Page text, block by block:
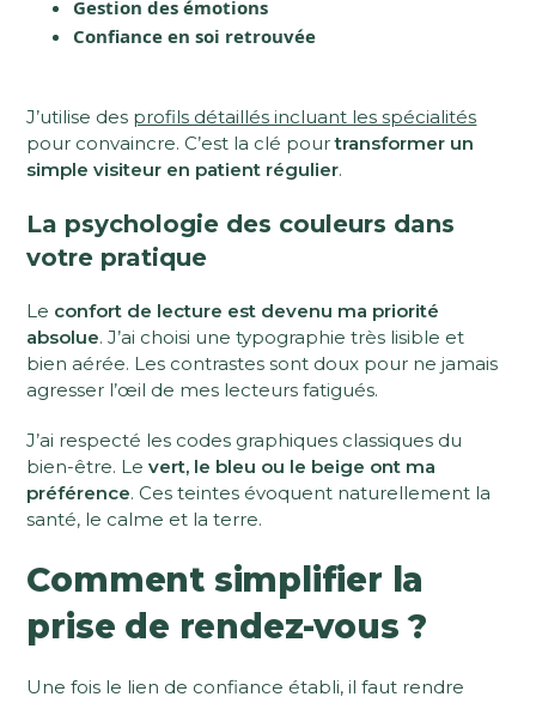
Gestion des émotions
Confiance en soi retrouvée
J’utilise des profils détaillés incluant les spécialités
pour convaincre. C’est la clé pourtransformer un
simple visiteur en patient régulier.
La psychologie des couleurs dans
votre pratique
Le confort de lecture est devenu ma priorité
absolue. J’ai choisi une typographie très lisible et
bien aérée. Les contrastes sont doux pour ne jamais
agresser l’œil de mes lecteurs fatigués.
J’ai respecté les codes graphiques classiques du
bien-être. Levert, le bleu ou le beige ont ma
préférence. Ces teintes évoquent naturellement la
santé, le calme et la terre.
Comment simplifier la
prise de rendez-vous ?
Une fois le lien de confiance établi, il faut rendre